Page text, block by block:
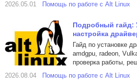
2026.05.01
Помощь по работе с Alt Linux
Подробный гайд:
настройка
Гайд по установке
amdgpu, radeon,
проверка работы,
2026.08.04
Помощь по работе с Alt Linux